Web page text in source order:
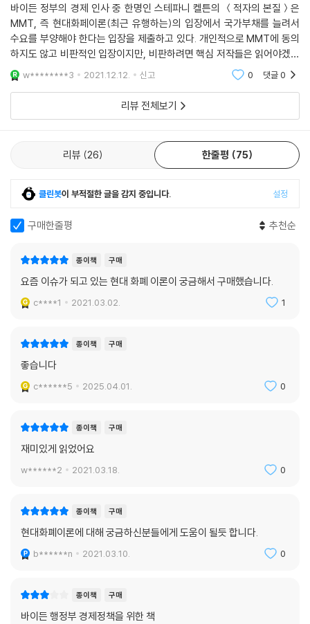
는 의미이다. 그런데 이런 주장에서 오해가 발생한다. ‘무조건 화폐를 찍어
내기만 하면 된다는 말인가?’라고 말이다. 그러나 MMT의 주장에 ‘무조
건’은 없다. 제한도 있고 안전장치도 있다. 다만, 재정 적자가 제한이 아니
라는 것이다. MMT가 말하는 제한은 인플레이션이며, 안전장치는 완전 고
용이다.
또한, MMT는 국채 발행과 세금이 재원 마련의 필수 요소가 아니라고 이
야기한다. 국채 발행은 이자율 조절을 위해, 세금 징수는 지원 확보를 위해
필요하다고 주장한다. 이러한 주장에는 보편적인 관념을 깨부수는 이론적
근거가 담겼다. 그러므로 MMT가 무조건 증세를 주장한다는 이야기도 오
해일 뿐이다. MMT가 원론적으로 증세를 주장하는 것은 아니지만, 물론
는 아니라고 말한다. 더 중요한 다른 이유가 있다는 것이다.
해 필요한 인프라와 사회 체계를 구축하도록 하는 데 MMT는 좋은 이론적
누구나 부당한 불완전 고용에 피해 보지 않고, 누구나 공공의 보호 아래 살
아가는 것을 목적으로 한다. 모두가 함께 살아갈 수 있는 경제를 이룩하는
게 MMT의 목적이다.
MMT에 근접한 정책을 펼쳐 보이기 시작했다. 특히 팬데믹 시대의 도래는
자연스레 MMT를 기반으로 한 경제 정책을 시도하도록 이끌고 있다.
he Deficit Myth)??을 통해 MMT를 알기 쉽게 설명한다. 누구나 두려워
관점을 제시한다. 그러면서 그녀는 국민을 위한 경제를 실현하는 데 중요
한 방안을 제시한다. MMT는 실현 불가능한 가상을 펼쳐 보이는 이론이 아
다.
MT 경제학자 스테파니 켈튼은 이러한 인식을 바로잡고자 이 책을 출간했
다. 화폐의 흐름과 재정 적자의 진실을 파헤쳐 우리가 놓치고 지금껏 이야
재정 적자는 접어두고, 우리 사회의 발전과 국민 모두를 이롭게 할 경제를
바이든 정부의 경제 인사 중 한명인 스테파니 켈튼의 ＜적자의 본질＞은
MMT, 즉 현대화페이론(최근 유행하는)의 입장에서 국가부채를 늘려서
수요를 부양해야 한다는 입장을 제출하고 있다. 개인적으로 MMT에 동의
하지도 않고 비판적인 입장이지만, 비판하려면 핵심 저작들은 읽어야겠다
는 생각에 구입하였다. 특히 바이든 정부의 경제관료라는 점에서도 이 사
람 책을 읽어야 겠다고 생
w********3 2021.12.12. 신고 0 댓글0
리뷰 전체보기
리뷰 26 한줄평 75
클린봇이 부적절한 글을 감지 중입니다. 설정
구매한줄평 추천순
종이책 구매
요즘 이슈가 되고 있는 현대 화폐 이론이 궁금해서 구매했습니다.
c****1 2021.03.02. 1
종이책 구매
좋습니다
c******5 2025.04.01. 0
종이책 구매
재미있게 읽었어요
w******2 2021.03.18. 0
종이책 구매
현대화폐이론에 대해 궁금하신분들에게 도움이 될듯 합니다.
b******n 2021.03.10. 0
종이책 구매
바이든 행정부 경제정책을 위한 책